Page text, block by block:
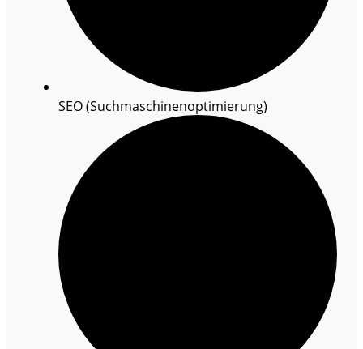
SEO (Suchmaschinenoptimierung)